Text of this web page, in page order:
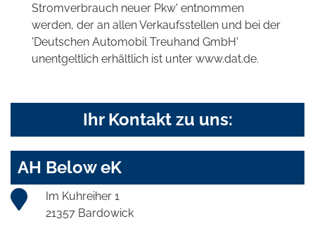
Stromverbrauch neuer Pkw' entnommen
werden, der an allen Verkaufsstellen und bei der
'Deutschen Automobil Treuhand GmbH'
unentgeltlich erhältlich ist unter www.dat.de.
Ihr Kontakt zu uns:
AH Below eK
Im Kuhreiher 1
21357 Bardowick